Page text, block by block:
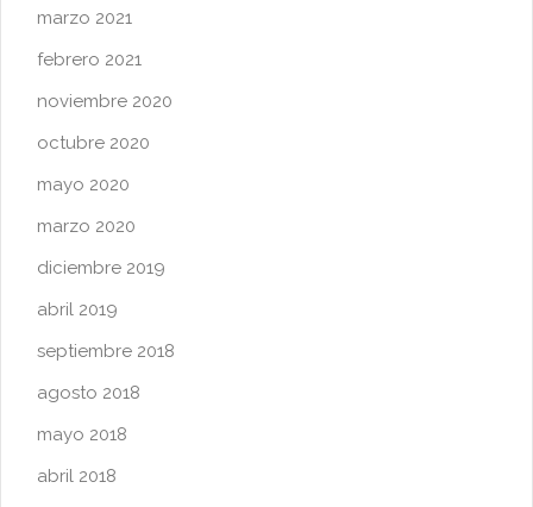
marzo 2021
febrero 2021
noviembre 2020
octubre 2020
mayo 2020
marzo 2020
diciembre 2019
abril 2019
septiembre 2018
agosto 2018
mayo 2018
abril 2018